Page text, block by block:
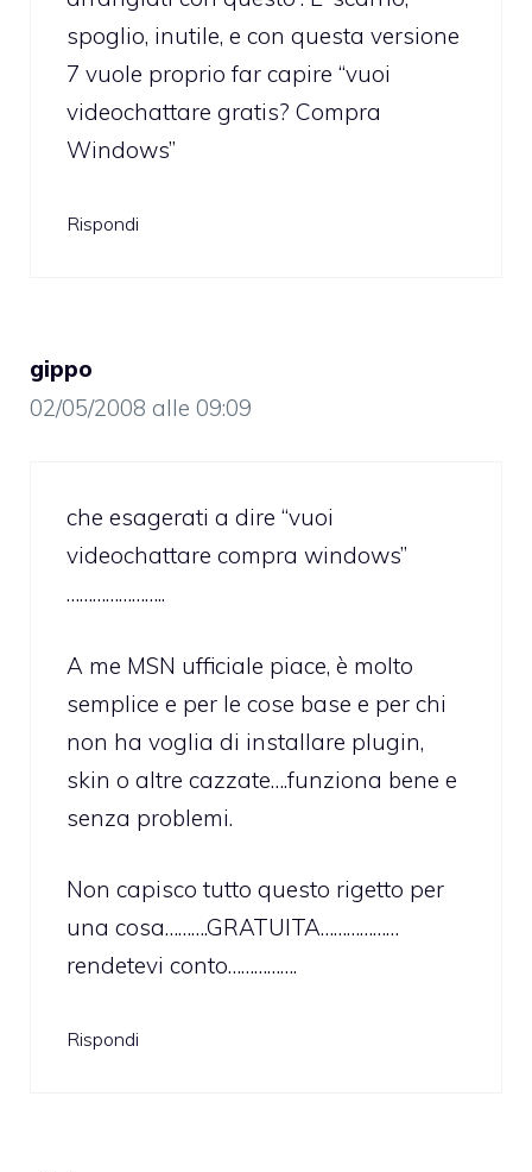
spoglio, inutile, e con questa versione
7 vuole proprio far capire “vuoi
videochattare gratis? Compra
Windows”
Rispondi
gippo
02/05/2008 alle 09:09
che esagerati a dire “vuoi
videochattare compra windows”
…………………..
A me MSN ufficiale piace, è molto
semplice e per le cose base e per chi
non ha voglia di installare plugin,
skin o altre cazzate….funziona bene e
senza problemi.
Non capisco tutto questo rigetto per
una cosa……….GRATUITA………………
rendetevi conto…………….
Rispondi